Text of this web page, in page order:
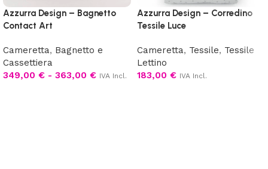
Azzurra Design – Bagnetto
Contact Art
Cameretta, Bagnetto e
Cassettiera
349,00 € - 363,00 € IVA Incl.
Azzurra Design – Corredino
Tessile Luce
Cameretta, Tessile, Tessile
Lettino
183,00 € IVA Incl.